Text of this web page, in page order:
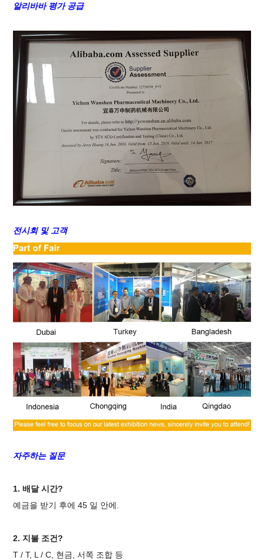
알리바바 평가 공급
전시회 및 고객
자주하는 질문
1. 배달 시간?
예금을 받기 후에 45 일 안에.
2. 지불 조건?
T / T, L / C, 현금, 서쪽 조합 등